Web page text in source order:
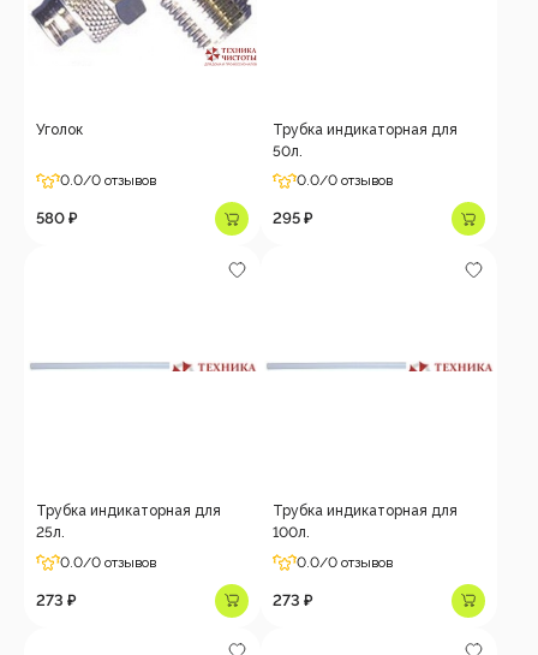
Уголок
0.0/0 отзывов
580 ₽
Трубка индикаторная для
50л.
0.0/0 отзывов
295 ₽
Трубка индикаторная для
25л.
0.0/0 отзывов
273 ₽
Трубка индикаторная для
100л.
0.0/0 отзывов
273 ₽